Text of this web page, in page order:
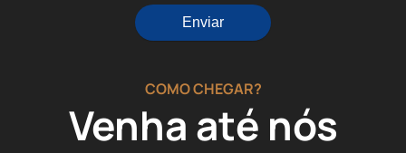
COMO CHEGAR?
Venha até nós